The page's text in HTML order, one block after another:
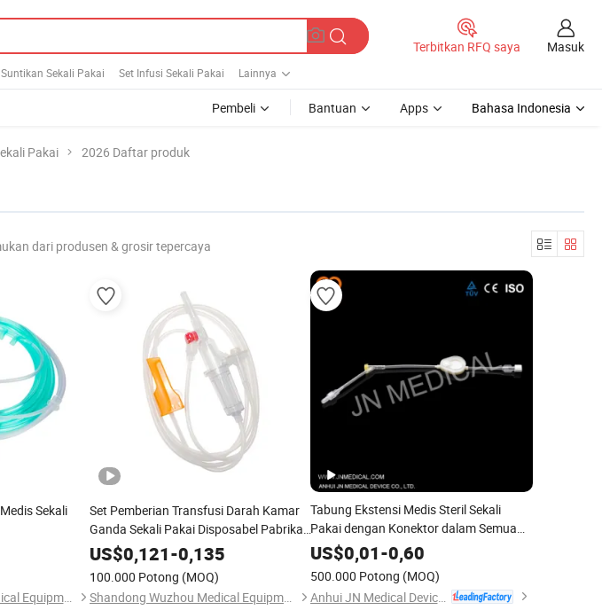
Suntikan Sekali Pakai Set Infusi Sekali Pakai Lainnya
Terbitkan RFQ saya Masuk
Pembeli Bantuan Apps Bahasa Indonesia
Pakai 2026 Daftar produk
dari produsen & grosir tepercaya
Sekali
Shandong Wuzhou Medical Equipment Co., LTD
Set Pemberian Transfusi Darah Kamar
Ganda Sekali Pakai Disposabel Pabrikan
Tiongkok Bersertifikat CE
US$0,121-0,135
100.000 Potong (MOQ)
Shandong Wuzhou Medical Equipment Co., LTD
Tabung Ekstensi Medis Steril Sekali
Pakai dengan Konektor dalam Semua
Ukuran untuk Penjualan Terlaris
US$0,01-0,60
500.000 Potong (MOQ)
Anhui JN Medical Device Co., Ltd.